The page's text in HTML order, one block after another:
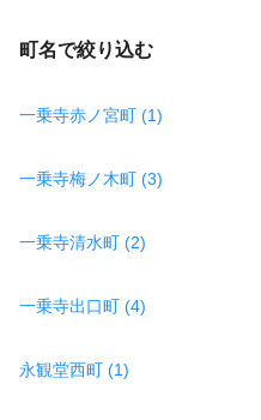
町名で絞り込む
一乗寺赤ノ宮町 (1)
一乗寺梅ノ木町 (3)
一乗寺清水町 (2)
一乗寺出口町 (4)
永観堂西町 (1)